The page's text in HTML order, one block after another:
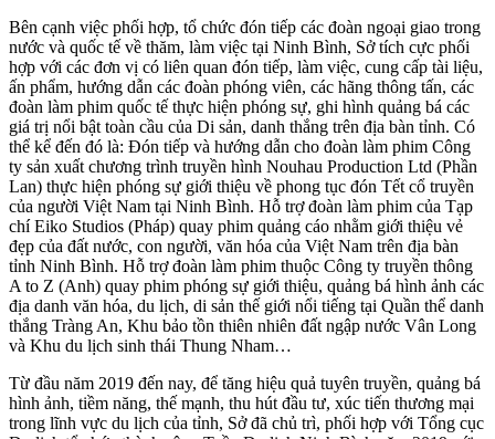
Bên cạnh việc phối hợp, tổ chức đón tiếp các đoàn ngoại giao trong
nước và quốc tế về thăm, làm việc tại Ninh Bình, Sở tích cực phối
hợp với các đơn vị có liên quan đón tiếp, làm việc, cung cấp tài liệu,
ấn phẩm, hướng dẫn các đoàn phóng viên, các hãng thông tấn, các
đoàn làm phim quốc tế thực hiện phóng sự, ghi hình quảng bá các
giá trị nổi bật toàn cầu của Di sản, danh thắng trên địa bàn tỉnh. Có
thể kể đến đó là: Đón tiếp và hướng dẫn cho đoàn làm phim Công
ty sản xuất chương trình truyền hình Nouhau Production Ltd (Phần
Lan) thực hiện phóng sự giới thiệu về phong tục đón Tết cổ truyền
của người Việt Nam tại Ninh Bình. Hỗ trợ đoàn làm phim của Tạp
chí Eiko Studios (Pháp) quay phim quảng cáo nhằm giới thiệu vẻ
đẹp của đất nước, con người, văn hóa của Việt Nam trên địa bàn
tỉnh Ninh Bình. Hỗ trợ đoàn làm phim thuộc Công ty truyền thông
A to Z (Anh) quay phim phóng sự giới thiệu, quảng bá hình ảnh các
địa danh văn hóa, du lịch, di sản thế giới nổi tiếng tại Quần thể danh
thắng Tràng An, Khu bảo tồn thiên nhiên đất ngập nước Vân Long
và Khu du lịch sinh thái Thung Nham…
Từ đầu năm 2019 đến nay, để tăng hiệu quả tuyên truyền, quảng bá
hình ảnh, tiềm năng, thế mạnh, thu hút đầu tư, xúc tiến thương mại
trong lĩnh vực du lịch của tỉnh, Sở đã chủ trì, phối hợp với Tổng cục